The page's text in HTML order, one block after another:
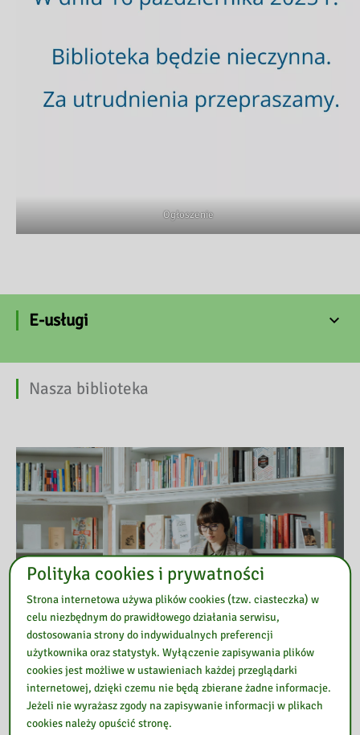
Ogłoszenie
E-usługi
Nasza biblioteka
Przeczytaj
Polityka cookies i prywatności
Strona internetowa używa plików cookies (tzw. ciasteczka) w
celu niezbędnym do prawidłowego działania serwisu,
dostosowania strony do indywidualnych preferencji
użytkownika oraz statystyk. Wyłączenie zapisywania plików
cookies jest możliwe w ustawieniach każdej przeglądarki
internetowej, dzięki czemu nie będą zbierane żadne informacje.
Jeżeli nie wyrażasz zgody na zapisywanie informacji w plikach
cookies należy opuścić stronę.